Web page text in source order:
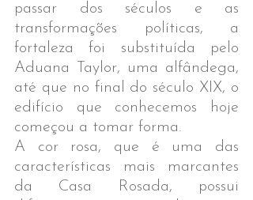
passar dos séculos e as
transformações políticas, a
fortaleza foi substituída pelo
Aduana Taylor, uma alfândega,
até que no final do século XIX, o
edifício que conhecemos hoje
começou a tomar forma.
A cor rosa, que é uma das
características mais marcantes
da Casa Rosada, possui